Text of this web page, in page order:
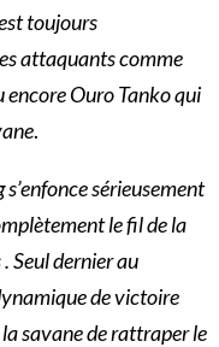
toujours
attaquants comme
Ouro Tanko qui
.
sérieusement
le fil de la
Seul dernier au
de victoire
savane de rattraper le